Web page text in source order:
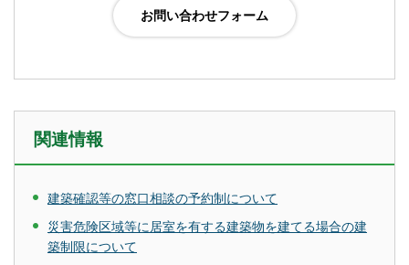
関連情報
建築確認等の窓口相談の予約制について
災害危険区域等に居室を有する建築物を建てる場合の建
築制限について